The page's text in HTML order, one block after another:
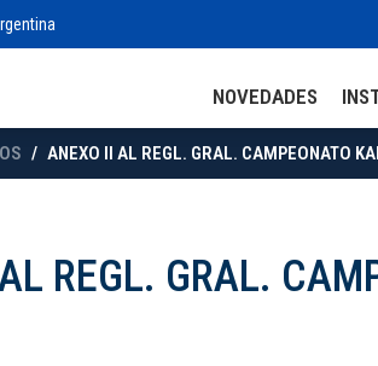
NOVEDADES
ANEXO II AL REGL. GRAL. CAMPEONATO
REGL. GRAL.